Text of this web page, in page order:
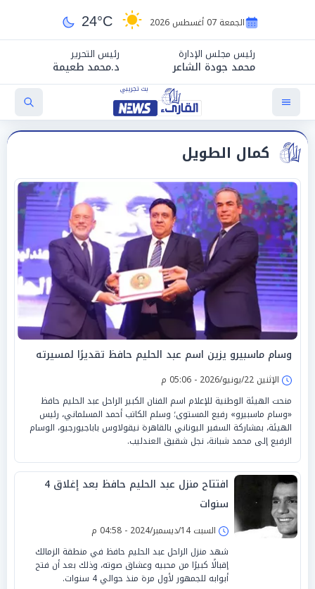
الجمعة 07 أغسطس 2026 24°C
رئيس مجلس الإدارة
محمد جودة الشاعر
رئيس التحرير
د.محمد طعيمة
كمال الطويل
وسام ماسبيرو يزين اسم عبد الحليم حافظ تقديرًا لمسيرته
الإثنين 22/يونيو/2026 - 05:06 م
منحت الهيئة الوطنية للإعلام اسم الفنان الكبير الراحل عبد الحليم حافظ
«وسام ماسبيرو» رفيع المستوى؛ وسلم الكاتب أحمد المسلماني، رئيس
الهيئة، بمشاركة السفير اليوناني بالقاهرة نيقولاوس باباجيورجيو، الوسام
الرفيع إلى محمد شبانة، نجل شقيق العندليب.
افتتاح منزل عبد الحليم حافظ بعد إغلاق 4
سنوات
السبت 14/ديسمبر/2024 - 04:58 م
شهد منزل الراحل عبد الحليم حافظ في منطقة الزمالك
إقبالًا كبيرًا من محبيه وعشاق صوته، وذلك بعد أن فتح
أبوابه للجمهور لأول مرة منذ حوالي 4 سنوات.